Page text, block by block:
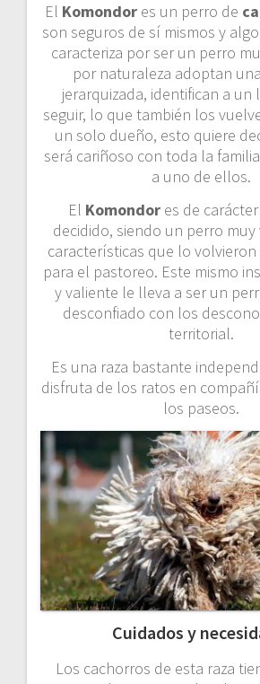
El Komondores un perro de
son seguros de sí mismos y
caracteriza por ser un perro
por naturaleza adoptan
jerarquizada, identifican a un
seguir, lo que también los
un solo dueño, esto quiere
será cariñoso con toda la
a uno de ellos.
El Komondores de
decidido, siendo un perro muy
características que lo
para el pastoreo. Este mismo
y valiente le lleva a ser un
desconfiado con los
territorial.
Es una raza bastante
disfruta de los ratos en
los paseos.
Cuidados y
Los cachorros de esta raza